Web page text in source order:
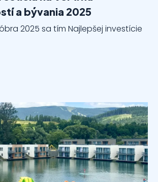
a bývania 2025
2025 sa tím Najlepšej investície